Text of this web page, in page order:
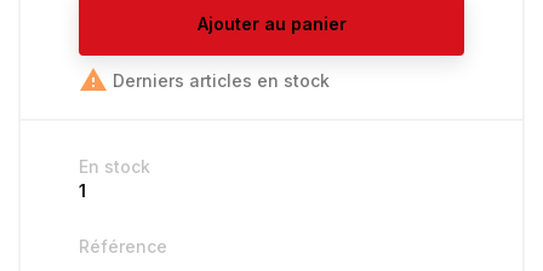
Ajouter au panier
 Derniers articles en stock
En stock
1
Référence